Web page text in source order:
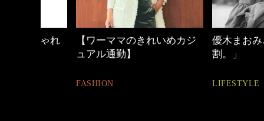
【ワーママのきれいめカジ
ュアル通勤】
FASHION
優木まおみさん「
LIFESTYLE